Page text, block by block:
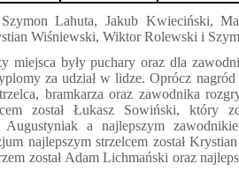
Lahuta, Jakub Kwieciński,
Wiśniewski, Wiktor Rolewski i
miejsca były puchary oraz dla
za udział w lidze. Oprócz nagród
bramkarza oraz zawodnika
został Łukasz Sowiński, który
a najlepszym
najlepszym strzelcem został
został Adam Lichmański oraz